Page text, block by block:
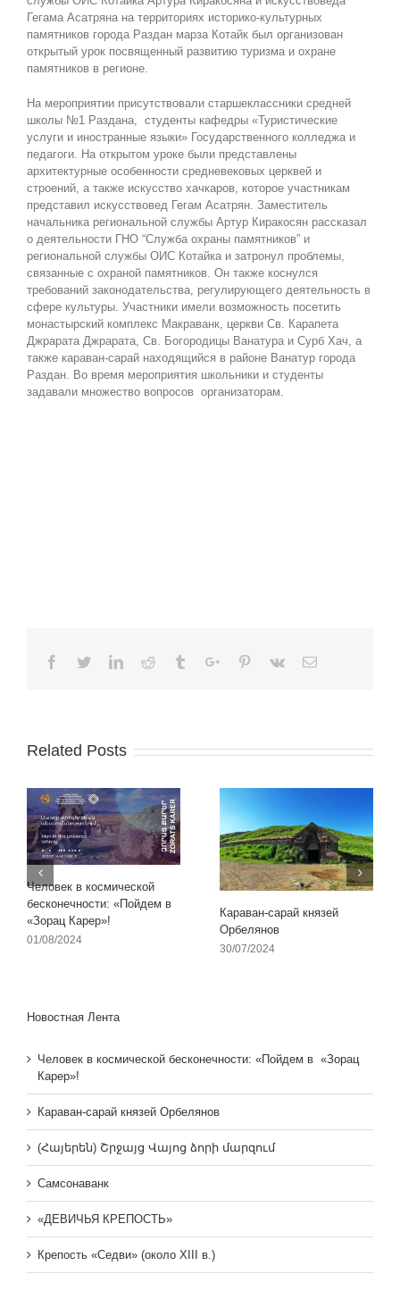
Гегама Асатряна на территориях историко-культурных
памятников города Раздан марза Котайк был организован
открытый урок посвященный развитию туризма и охране
памятников в регионе.
На мероприятии присутствовали старшеклассники средней
школы №1 Раздана, студенты кафедры «Туристические
услуги и иностранные языки» Государственного колледжа и
педагоги. На открытом уроке были представлены
архитектурные особенности средневековых церквей и
строений, а также искусство хачкаров, которое участникам
представил искусствовед Гегам Асатрян. Заместитель
начальника региональной службы Артур Киракосян рассказал
о деятельности ГНО “Служба охраны памятников” и
региональной службы ОИС Котайка и затронул проблемы,
связанные с охраной памятников. Он также коснулся
требований законодательства, регулирующего деятельность в
сфере культуры. Участники имели возможность посетить
монастырский комплекс Макраванк, церкви Св. Карапета
Джрарата Джрарата, Св. Богородицы Ванатура и Сурб Хач, а
также караван-сарай находящийся в районе Ванатур города
Раздан. Во время мероприятия школьники и студенты
задавали множество вопросов организаторам.
Facebook
TwitterLinkedinReddit TumblrGoogle+Pinterest
Vk Email
Related Posts
Человек в космической
бесконечности: «Пойдем в
«Зорац Карер»!
01/08/2024
Караван-сарай князей
Орбелянов
30/07/2024
Новостная Лента
Человек в космической бесконечности: «Пойдем в «Зорац
Карер»!
Караван-сарай князей Орбелянов
(Հայերեն) Շրջայց Վայոց ձորի մարզում
Самсонаванк
«ДЕВИЧЬЯ КРЕПОСТЬ»
Крепость «Седви» (около XIII в.)